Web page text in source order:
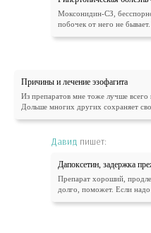
Моксонидин-СЗ,
побочек от него не
Причины и лечение эзофагита
Из препаратов мне тоже лучше всего
Дольше многих других сохраняет
Давид пишет:
Дапоксетин, задержка
Препарат хороший,
долго, поможет. Если